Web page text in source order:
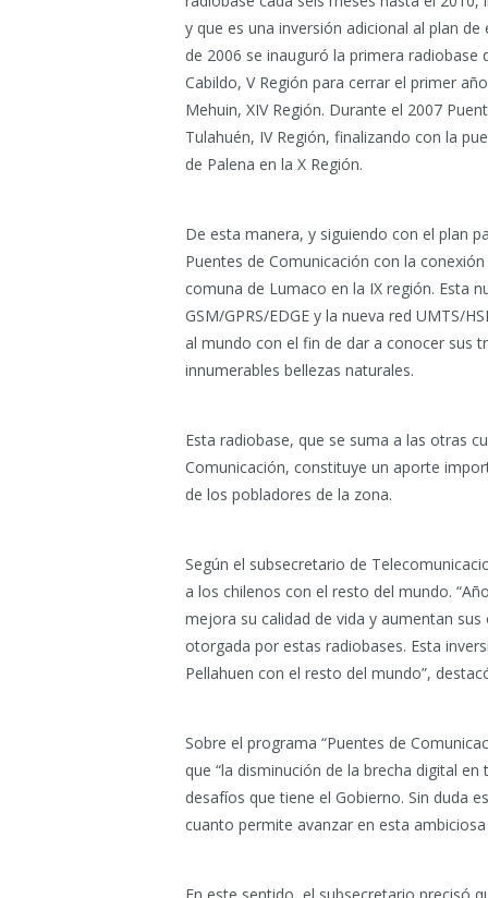
y que es una inversión adicional al plan
de 2006 se inauguró la primera radiobase
Cabildo, V Región para cerrar el primer
Mehuin, XIV Región. Durante el 2007
Tulahuén, IV Región, finalizando con la
de Palena en la X Región.
De esta manera, y siguiendo con el plan
Puentes de Comunicación con la
comuna de Lumaco en la IX región. Esta
GSM/GPRS/EDGE y la nueva red UMTS/
al mundo con el fin de dar a conocer sus
innumerables bellezas naturales.
Esta radiobase, que se suma a las otras
Comunicación, constituye un aporte
de los pobladores de la zona.
Según el subsecretario de
a los chilenos con el resto del mundo.
mejora su calidad de vida y aumentan
otorgada por estas radiobases. Esta
Pellahuen con el resto del mundo”,
Sobre el programa “Puentes de
que “la disminución de la brecha digital
desafíos que tiene el Gobierno. Sin duda
cuanto permite avanzar en esta ambiciosa